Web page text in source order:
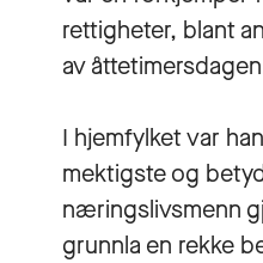
rettigheter, blant
av
I hjemfylket var
mektigste og
næringslivsmenn
grunnla en rekke